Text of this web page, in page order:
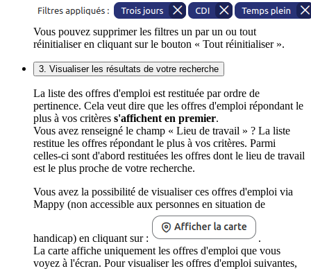
Vous pouvez supprimer les filtres un par un ou tout
réinitialiser en cliquant sur le bouton « Tout réinitialiser ».
3. Visualiser les résultats de votre recherche
La liste des offres d'emploi est restituée par ordre de
pertinence. Cela veut dire que les offres d'emploi répondant le
plus à vos critères s'affichent en premier.
Vous avez renseigné le champ « Lieu de travail » ? La liste
restitue les offres répondant le plus à vos critères. Parmi
celles-ci sont d'abord restituées les offres dont le lieu de travail
est le plus proche de votre recherche.
Vous avez la possibilité de visualiser ces offres d'emploi via
Mappy (non accessible aux personnes en situation de
handicap) en cliquant sur :
.
La carte affiche uniquement les offres d'emploi que vous
voyez à l'écran. Pour visualiser les offres d'emploi suivantes,